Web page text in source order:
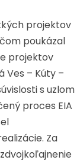
projektov
poukázal
projektov
Ves – Kúty –
s uzlom
proces EIA
Za